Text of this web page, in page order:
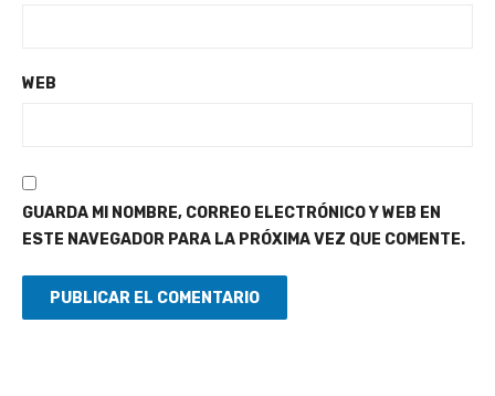
WEB
GUARDA MI NOMBRE, CORREO ELECTRÓNICO Y WEB EN
ESTE NAVEGADOR PARA LA PRÓXIMA VEZ QUE COMENTE.